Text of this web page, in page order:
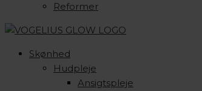
Reformer
Skønhed
Hudpleje
Ansigtspleje